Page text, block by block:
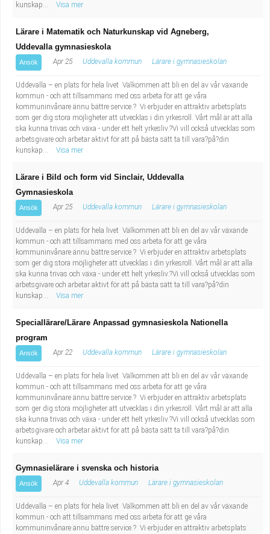
kunskap...
Visa mer
Lärare i Matematik och Naturkunskap vid Agneberg,
Uddevalla gymnasieskola
Ansök Apr 25 Uddevalla kommun Lärare i gymnasieskolan
Uddevalla – en plats för hela livet Välkommen att bli en del av vår växande
kommun - och att tillsammans med oss arbeta för att ge våra
kommuninvånare ännu bättre service.? Vi erbjuder en attraktiv arbetsplats
som ger dig stora möjligheter att utvecklas i din yrkesroll. Vårt mål är att alla
ska kunna trivas och växa - under ett helt yrkesliv.?Vi vill också utvecklas som
arbetsgivare och arbetar aktivt för att på bästa sätt ta till vara?på?din
kunskap...
Visa mer
Lärare i Bild och form vid Sinclair, Uddevalla
Gymnasieskola
Ansök Apr 25 Uddevalla kommun Lärare i gymnasieskolan
Uddevalla – en plats för hela livet Välkommen att bli en del av vår växande
kommun - och att tillsammans med oss arbeta för att ge våra
kommuninvånare ännu bättre service.? Vi erbjuder en attraktiv arbetsplats
som ger dig stora möjligheter att utvecklas i din yrkesroll. Vårt mål är att alla
ska kunna trivas och växa - under ett helt yrkesliv.?Vi vill också utvecklas som
arbetsgivare och arbetar aktivt för att på bästa sätt ta till vara?på?din
kunskap...
Visa mer
Speciallärare/Lärare Anpassad gymnasieskola Nationella
program
Ansök Apr 22 Uddevalla kommun Lärare i gymnasieskolan
Uddevalla – en plats för hela livet Välkommen att bli en del av vår växande
kommun - och att tillsammans med oss arbeta för att ge våra
kommuninvånare ännu bättre service.? Vi erbjuder en attraktiv arbetsplats
som ger dig stora möjligheter att utvecklas i din yrkesroll. Vårt mål är att alla
ska kunna trivas och växa - under ett helt yrkesliv.?Vi vill också utvecklas som
arbetsgivare och arbetar aktivt för att på bästa sätt ta till vara?på?din
kunskap...
Visa mer
Gymnasielärare i svenska och historia
Ansök Apr 4 Uddevalla kommun Lärare i gymnasieskolan
Uddevalla – en plats för hela livet Välkommen att bli en del av vår växande
kommun - och att tillsammans med oss arbeta för att ge våra
kommuninvånare ännu bättre service.? Vi erbjuder en attraktiv arbetsplats